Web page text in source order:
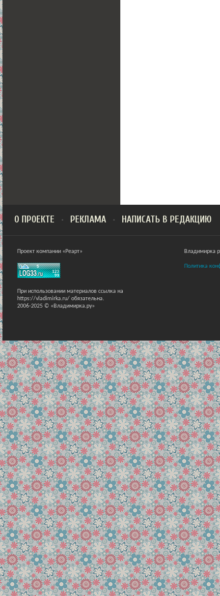
О ПРОЕКТЕ РЕКЛАМА НАПИСАТЬ В РЕДАКЦИЮ
Проект компании «Реарт»
При использовании материалов ссылка на
https://vladimirka.ru/ обязательна.
2006-2025 © «Владимирка.ру»
Владимирка
Политика